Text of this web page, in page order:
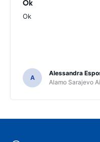
Ok
Ok
A
Alessandra
Alamo Sarajevo